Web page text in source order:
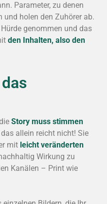
Parameter, zu denen
und holen den Zuhörer ab.
genommen und das
den Inhalten, also den
Story muss stimmen
allein reicht nicht! Sie
mit leicht veränderten
Wirkung zu
Kanälen – Print wie